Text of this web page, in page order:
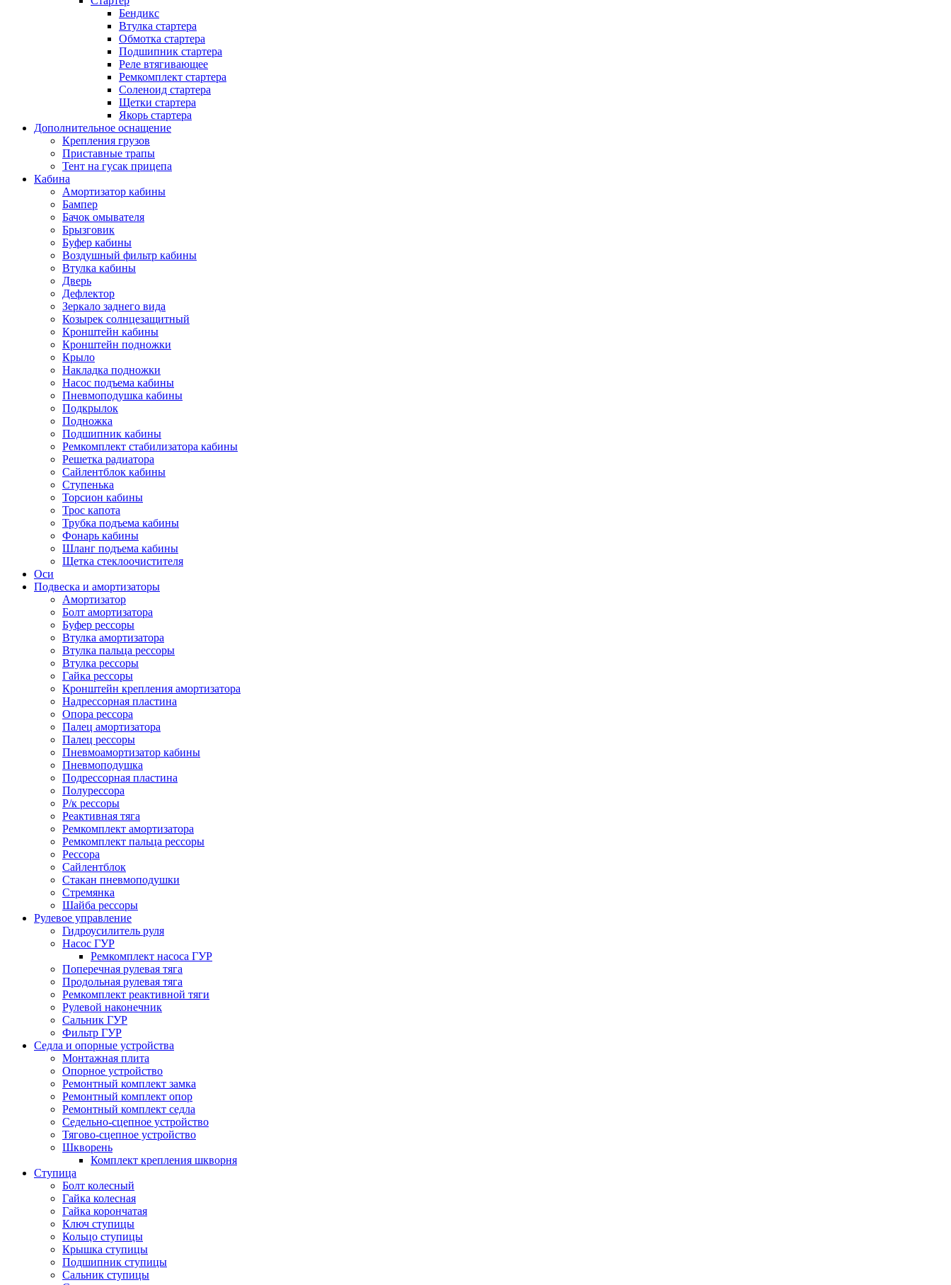
Бендикс
Втулка стартера
Обмотка стартера
Подшипник стартера
Реле втягивающее
Ремкомплект стартера
Соленоид стартера
Щетки стартера
Якорь стартера
Дополнительное оснащение
Крепления грузов
Приставные трапы
Тент на гусак прицепа
Кабина
Амортизатор кабины
Бампер
Бачок омывателя
Брызговик
Буфер кабины
Воздушный фильтр кабины
Втулка кабины
Дверь
Дефлектор
Зеркало заднего вида
Козырек солнцезащитный
Кронштейн кабины
Кронштейн подножки
Крыло
Накладка подножки
Насос подъема кабины
Пневмоподушка кабины
Подкрылок
Подножка
Подшипник кабины
Ремкомплект стабилизатора кабины
Решетка радиатора
Сайлентблок кабины
Ступенька
Торсион кабины
Трос капота
Трубка подъема кабины
Фонарь кабины
Шланг подъема кабины
Щетка стеклоочистителя
Оси
Подвеска и амортизаторы
Амортизатор
Болт амортизатора
Буфер рессоры
Втулка амортизатора
Втулка пальца рессоры
Втулка рессоры
Гайка рессоры
Кронштейн крепления амортизатора
Надрессорная пластина
Опора рессора
Палец амортизатора
Палец рессоры
Пневмоамортизатор кабины
Пневмоподушка
Подрессорная пластина
Полурессора
Р/к рессоры
Реактивная тяга
Ремкомплект амортизатора
Ремкомплект пальца рессоры
Рессора
Сайлентблок
Стакан пневмоподушки
Стремянка
Шайба рессоры
Рулевое управление
Гидроусилитель руля
Насос ГУР
Ремкомплект насоса ГУР
Поперечная рулевая тяга
Продольная рулевая тяга
Ремкомплект реактивной тяги
Рулевой наконечник
Сальник ГУР
Фильтр ГУР
Седла и опорные устройства
Монтажная плита
Опорное устройство
Ремонтный комплект замка
Ремонтный комплект опор
Ремонтный комплект седла
Седельно-сцепное устройство
Тягово-сцепное устройство
Шкворень
Комплект крепления шкворня
Ступица
Болт колесный
Гайка колесная
Гайка корончатая
Ключ ступицы
Кольцо ступицы
Крышка ступицы
Подшипник ступицы
Сальник ступицы